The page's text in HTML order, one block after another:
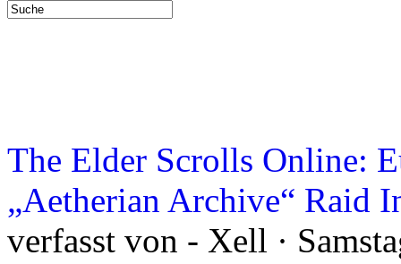
The Elder Scrolls Online:
„Aetherian Archive“ Raid
verfasst von - Xell ·